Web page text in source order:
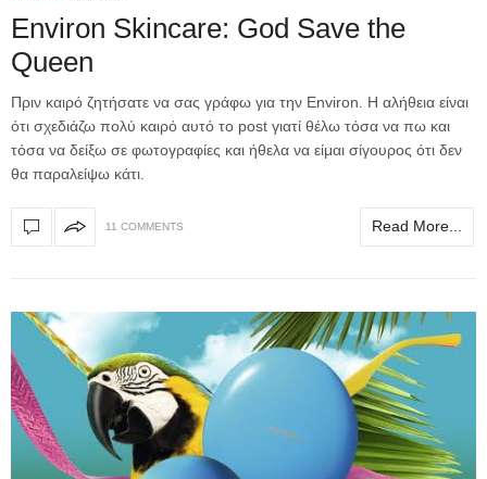
Environ Skincare: God Save the
Queen
Πριν καιρό ζητήσατε να σας γράφω για την Environ. Η αλήθεια είναι
ότι σχεδιάζω πολύ καιρό αυτό το post γιατί θέλω τόσα να πω και
τόσα να δείξω σε φωτογραφίες και ήθελα να είμαι σίγουρος ότι δεν
θα παραλείψω κάτι.
11 COMMENTS Read More...